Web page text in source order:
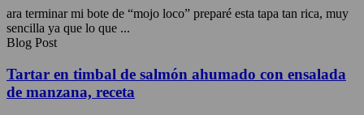
ara terminar mi bote de “mojo loco” preparé esta tapa tan rica, muy
sencilla ya que lo que ...
Blog Post
Tartar en timbal de salmón ahumado con ensalada
de manzana, receta